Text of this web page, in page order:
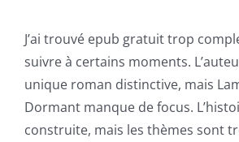
J’ai trouvé epub gratuit trop
suivre à certains moments.
unique roman distinctive, mais
Dormant manque de focus.
construite, mais les thèmes sont